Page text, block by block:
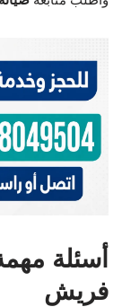
أسئلة
فريش